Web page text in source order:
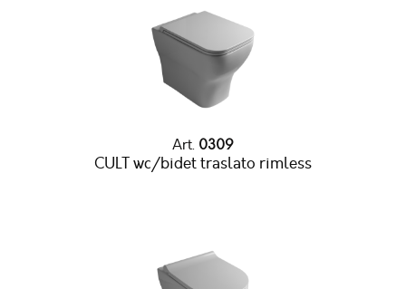
Art. 0309
CULT wc/bidet traslato rimless